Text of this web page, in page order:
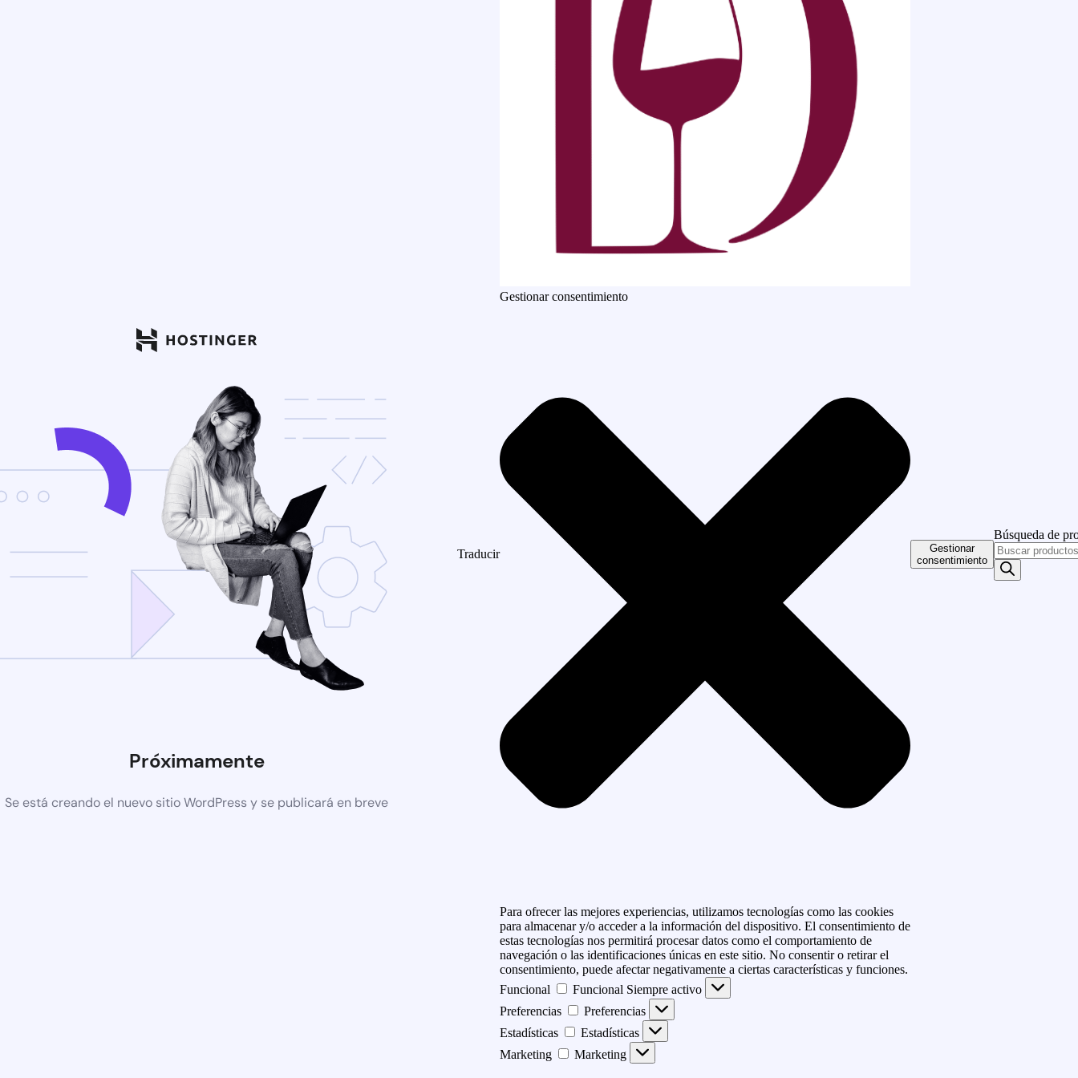
Próximamente
Se está creando el nuevo sitio WordPress y se publicará en breve
Traducir
Gestionar consentimiento
Para ofrecer las mejores experiencias, utilizamos tecnologías como las cookies
para almacenar y/o acceder a la información del dispositivo. El consentimiento de
estas tecnologías nos permitirá procesar datos como el comportamiento de
navegación o las identificaciones únicas en este sitio. No consentir o retirar el
consentimiento, puede afectar negativamente a ciertas características y funciones.
Funcional
Funcional Siempre activo
Preferencias
Preferencias
Estadísticas
Estadísticas
Marketing
Marketing
Gestionar
consentimiento
Búsqueda de